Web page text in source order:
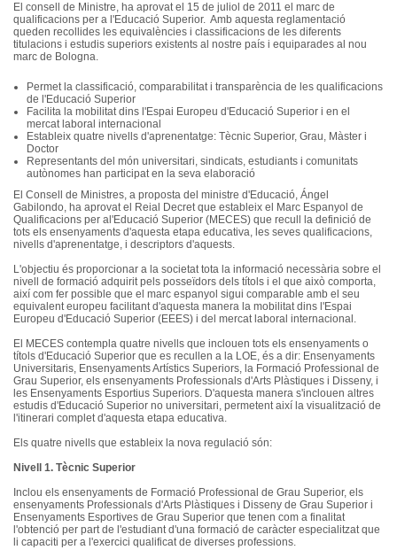
El consell de Ministre, ha aprovatel 15 de juliol de 2011 el marc de
qualificacions per a l'Educació Superior. Amb aquesta reglamentació
queden recollides les equivalències i classificacions de les diferents
titulacions i estudis superiors existents al nostre país i equiparades al nou
marc de Bologna.
Permetla classificació, comparabilitati transparència de les qualificacions
de l'Educació Superior
Facilita la mobilitatdins l'Espai Europeu d'Educació Superior i en el
mercat laboral internacional
Estableix quatre nivells d'aprenentatge: Tècnic Superior, Grau, Màster i
Doctor
Representants del món universitari, sindicats, estudiants i comunitats
autònomes han participaten la seva elaboració
El Consell de Ministres, a proposta del ministre d'Educació, Ángel
Gabilondo, ha aprovatel Reial Decret que estableix el Marc Espanyol de
Qualificacions per al'Educació Superior (MECES) que recull la definició de
tots els ensenyaments d'aquesta etapa educativa, les seves qualificacions,
nivells d'aprenentatge, i descriptors d'aquests.
L'objectiu és proporcionar a la societat tota la informació necessària sobre el
nivell
de formació adquirit pels posseïdors dels títols i el que això comporta,
així com fer possible que el marc espanyol sigui comparable amb el seu
equivalenteuropeu facilitant d'aquesta manera la mobilitatdins l'Espai
Europeu d'Educació Superior (EEES) i del mercat laboral internacional .
El MECES contempla quatre nivells que inclouen tots els ensenyaments o
títols d'Educació Superior que es recullen a la LOE, és a dir: Ensenyaments
Universitaris, EnsenyamentsArtístics Superiors, la Formació Professional de
Grau Superior, els ensenyaments Professionals d'Arts Plàstiques i Disseny, i
les Ensenyaments Esportius Superiors. D'aquesta manera s'inclouen altres
estudis d'Educació Superior no universitari, permetent així la visualització de
l'itinerari complet d'aquesta etapa educativa.
Els quatre nivells que estableix la nova regulació són:
Nivell
1. Tècnic Superior
Inclou els ensenyaments de Formació Professional de Grau Superior, els
ensenyaments Professionals d'Arts Plàstiques i Disseny de Grau Superior i
Ensenyaments Esportives de Grau Superior que tenen com a finalitat
l'obtenció per part de l'estudiant d'una formació de caràcter especialitzat que
li capaciti per a l'exercici qualificatde diverses professions.